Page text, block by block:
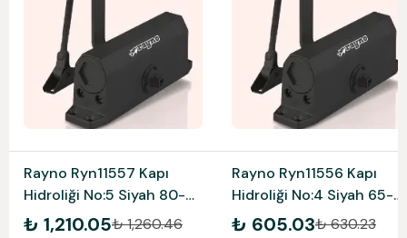
Rayno Ryn11557 Kapı
Hidroliği No:5 Siyah 80-
120 Kg
₺ 1,210.05₺ 1,260.46
Rayno Ryn11556 Kapı
Hidroliği No:4 Siyah 65-
85 Kg
₺ 605.03₺ 630.23